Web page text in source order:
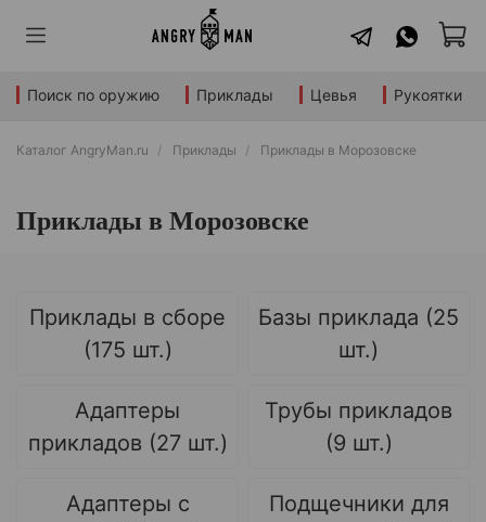
Поиск по оружию Приклады Цевья Рукоятки
Каталог AngryMan.ru Приклады Приклады в Морозовске
Приклады в Морозовске
Приклады в сборе
(175 шт.)
Базы приклада (25
шт.)
Адаптеры
прикладов (27 шт.)
Трубы прикладов
(9 шт.)
Адаптеры с
Подщечники для